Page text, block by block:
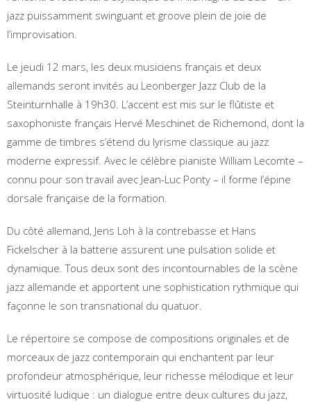
jazz puissamment swinguant et groove plein de joie de
l’improvisation.
Le jeudi 12 mars, les deux musiciens français et deux
allemands seront invités au Leonberger Jazz Club de la
Steinturnhalle à 19h30. L’accent est mis sur le flûtiste et
saxophoniste français Hervé Meschinet de Richemond, dont la
gamme de timbres s’étend du lyrisme classique au jazz
moderne expressif. Avec le célèbre pianiste William Lecomte –
connu pour son travail avec Jean-Luc Ponty – il forme l’épine
dorsale française de la formation.
Du côté allemand, Jens Loh à la contrebasse et Hans
Fickelscher à la batterie assurent une pulsation solide et
dynamique. Tous deux sont des incontournables de la scène
jazz allemande et apportent une sophistication rythmique qui
façonne le son transnational du quatuor.
Le répertoire se compose de compositions originales et de
morceaux de jazz contemporain qui enchantent par leur
profondeur atmosphérique, leur richesse mélodique et leur
virtuosité ludique : un dialogue entre deux cultures du jazz,